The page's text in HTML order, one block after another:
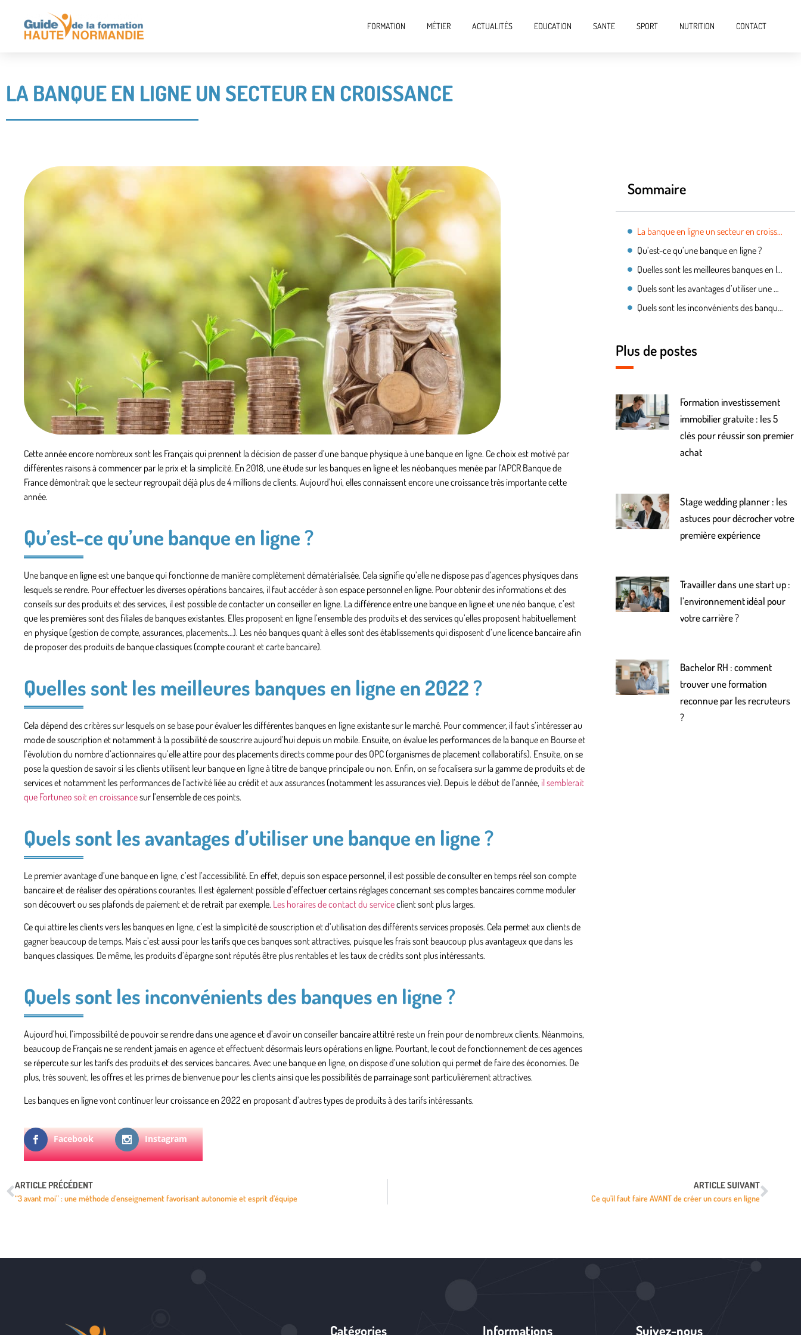
FORMATION MÉTIER ACTUALITÉS EDUCATION SANTE SPORT NUTRITION CONTACT
LA BANQUE EN LIGNE UN SECTEUR EN CROISSANCE
Cette année encore nombreux sont les Français qui prennent la décision de passer d’une banque physique à une banque en ligne. Ce choix est motivé par
différentes raisons à commencer par le prix et la simplicité. En 2018, une étude sur les banques en ligne et les néobanques menée par l’APCR Banque de
France démontrait que le secteur regroupait déjà plus de 4 millions de clients. Aujourd’hui, elles connaissent encore une croissance très importante cette
année.
Qu’est-ce qu’une banque en ligne ?
Une banque en ligneest une banque qui fonctionne de manière complètement dématérialisée. Cela signifie qu’elle ne dispose pas d’agences physiques dans
lesquels se rendre. Pour effectuer les diverses opérations bancaires, il faut accéder à son espace personnel en ligne. Pour obtenir des informations et des
conseils sur des produits et des services, il est possible de contacter un conseiller en ligne. La différence entre une banque en ligne et une néo banque, c’est
que les premières sont des filiales de banques existantes. Elles proposent en ligne l’ensemble des produits et des services qu’elles proposent habituellement
en physique (gestion de compte, assurances, placements…). Les néo banques quant à elles sont des établissements qui disposent d’une licence bancaire afin
de proposer des produits de banque classiques (compte courant et carte bancaire).
Quelles sont les meilleures banques en ligne en 2022 ?
Cela dépend des critères sur lesquels on se base pour évaluer les différentes banques en ligne existante sur le marché. Pour commencer, il faut s’intéresser au
mode de souscription et notamment à la possibilité de souscrire aujourd’hui depuis un mobile. Ensuite, on évalue les performances de la banque en Bourseet
l’évolution du nombre d’actionnaires qu’elle attire pour des placements directs comme pour des OPC (organismes de placement collaboratifs). Ensuite, on se
pose la question de savoir si les clients utilisent leur banque en ligne à titre de banque principale ou non. Enfin, on se focalisera sur la gamme de produits et de
services et notamment les performances de l’activité liée au créditet aux assurances (notamment les assurances vie). Depuis le début de l’année, il semblerait
que Fortuneo soit en croissancesur l’ensemble de ces points.
Quels sont les avantages d’utiliser une banque en ligne ?
Le premier avantage d’une banque en ligne, c’est l’accessibilité. En effet, depuis son espace personnel, il est possible de consulter en temps réel son compte
bancaire et de réaliser des opérations courantes. Il est également possible d’effectuer certains réglages concernant ses comptes bancaires comme moduler
son découvert ou ses plafonds de paiement et de retrait par exemple. Les horaires de contact du serviceclient sont plus larges.
Ce qui attire les clients vers les banques en ligne, c’est la simplicité de souscription et d’utilisation des différents services proposés. Cela permet aux clients de
gagner beaucoup de temps. Mais c’est aussi pour les tarifs que ces banques sont attractives, puisque les frais sont beaucoup plus avantageux que dans les
banques classiques. De même, les produits d’épargne sont réputés être plus rentables et les taux de crédits sont plus intéressants.
Quels sont les inconvénients des banques en ligne ?
Aujourd’hui, l’impossibilité de pouvoir se rendre dans une agence et d’avoir un conseiller bancaire attitré reste un frein pour de nombreux clients. Néanmoins,
beaucoup de Français ne se rendent jamais en agence et effectuent désormais leurs opérations en ligne. Pourtant, le cout de fonctionnement de ces agences
se répercute sur les tarifs des produits et des services bancaires. Avec une banque en ligne, on dispose d’une solution qui permet de faire des économies. De
plus, très souvent, les offres et les primes de bienvenue pour les clients ainsi que les possibilités de parrainage sont particulièrement attractives.
Les banques en ligne vont continuer leur croissance en 2022 en proposant d’autres types de produits à des tarifs intéressants.
Facebook Instagram
Sommaire
La banque en ligne un secteur en croissance
Qu’est-ce qu’une banque en ligne ?
Quelles sont les meilleures banques en ligne en 2022 ?
Quels sont les avantages d’utiliser une banque en ligne ?
Quels sont les inconvénients des banques en ligne ?
Plus de postes
Formation investissement
immobilier gratuite : les 5
clés pour réussir son premier
achat
Stage wedding planner : les
astuces pour décrocher votre
première expérience
Travailler dans une start up :
l’environnement idéal pour
votre carrière ?
Bachelor RH : comment
trouver une formation
reconnue par les recruteurs
?
ARTICLE PRÉCÉDENT
“3 avant moi” : une méthode d’enseignement favorisant autonomie et esprit d’équipe
ARTICLE SUIVANT
Ce qu’il faut faire AVANT de créer un cours en ligne
Catégories Informations Suivez-nous